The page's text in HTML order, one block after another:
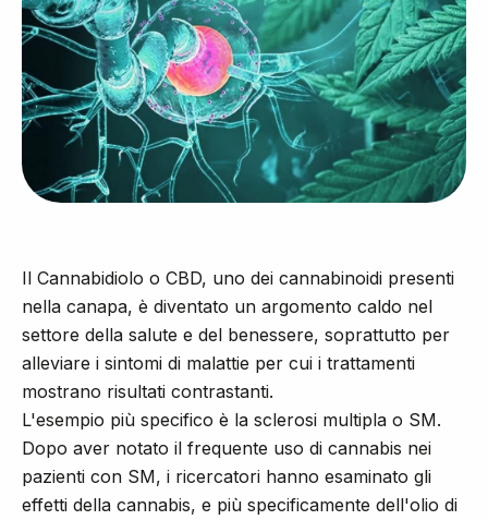
Il Cannabidiolo o CBD, uno dei cannabinoidi presenti
nella canapa, è diventato un argomento caldo nel
settore della salute e del benessere, soprattutto per
alleviare i sintomi di malattie per cui i trattamenti
mostrano risultati contrastanti.
L'esempio più specifico è la sclerosi multipla o SM.
Dopo aver notato il frequente uso di cannabis nei
pazienti con SM, i ricercatori hanno esaminato gli
effetti della cannabis, e più specificamente dell'olio di